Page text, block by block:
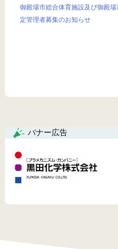
投
シ
ョ
ン
御殿場市総合体育施設及び御殿
定管理者募集のお知らせ
バナー広告